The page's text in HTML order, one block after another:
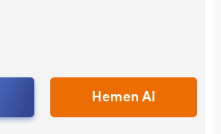
Hemen Al